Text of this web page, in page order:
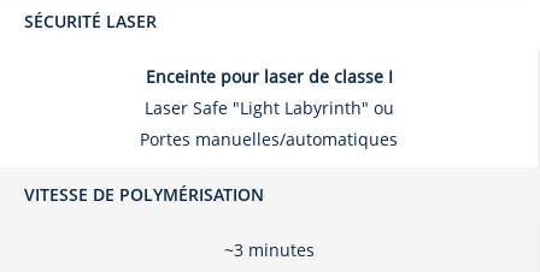
SÉCURITÉ LASER
Enceinte pour laser de classe I
Laser Safe "Light Labyrinth" ou
Portes manuelles/automatiques
VITESSE DE POLYMÉRISATION
~3 minutes